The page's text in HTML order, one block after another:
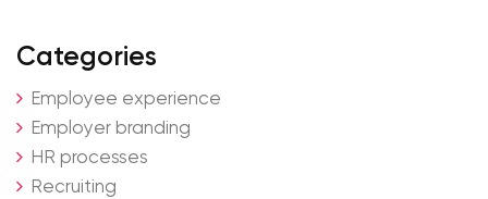
Categories
Employee experience
Employer branding
HR processes
Recruiting